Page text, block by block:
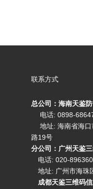
联系方式
总公司：海南天鉴
电话: 0898-
地址: 海南省海口
路19号
分公司：广州天鉴
电话: 020-
地址: 广州市海珠
成都天鉴三维码